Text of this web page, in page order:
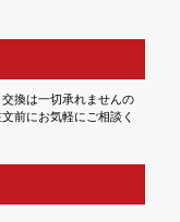
換は一切承れませんの
前にお気軽にご相談く